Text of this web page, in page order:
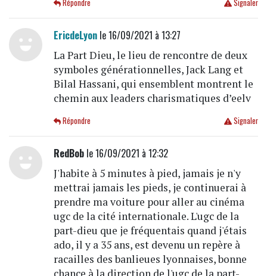
Signaler
Répondre
EricdeLyonle 16/09/2021 à 13:27
La Part Dieu, le lieu de rencontre de deux
symboles générationnelles, Jack Lang et
Bilal Hassani, qui ensemblent montrent le
chemin aux leaders charismatiques d’eelv
Signaler
Répondre
RedBoble 16/09/2021 à 12:32
J'habite à 5 minutes à pied, jamais je n'y
mettrai jamais les pieds, je continuerai à
prendre ma voiture pour aller au cinéma
ugc de la cité internationale. L'ugc de la
part-dieu que je fréquentais quand j'étais
ado, il y a 35 ans, est devenu un repère à
racailles des banlieues lyonnaises, bonne